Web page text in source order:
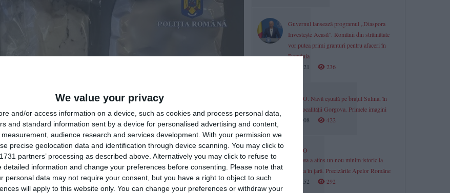
We value your privacy
and/or access information on a device, such as cookies and process personal data,
and standard information sent by a device for personalised advertising and content,
audience research and services development. With your permission we
precise geolocation data and identification through device scanning. You may click to
partners’ processing as described above. Alternatively you may click to refuse to
information and change your preferences before consenting.
Please note that
personal data may not require your consent, but you have a right to object to such
will apply to this website only. You can change your preferences or withdraw your
Guvernul lansează programul „Diaspora
Investește Acasă”. Românii din străinătate
vor putea primi granturi pentru afaceri în
România
18:21
236
VIDEO. Navă eșuată pe brațul Sulina, în
zona localității Gorgova. Primele imagini
18:08
422
VIDEO
Dunărea a atins un nou minim istoric la
intrarea în țară. Precizările Apelor Române
17:52
292